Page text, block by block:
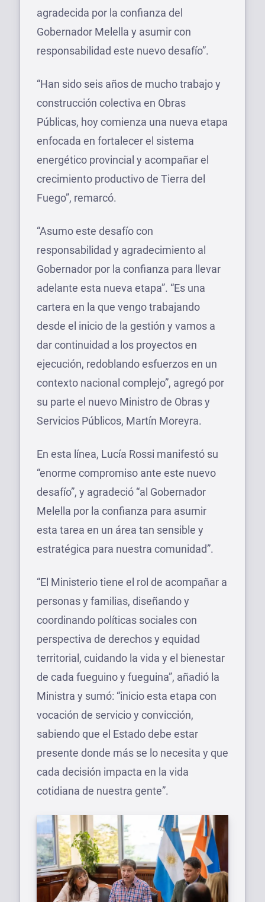
agradecida por la confianza del
Gobernador Melella y asumir con
responsabilidad este nuevo desafío”.
“Han sido seis años de mucho trabajo y
construcción colectiva en Obras
Públicas, hoy comienza una nueva etapa
enfocada en fortalecer el sistema
energético provincial y acompañar el
crecimiento productivo de Tierra del
Fuego”, remarcó.
“Asumo este desafío con
responsabilidad y agradecimiento al
Gobernador por la confianza para llevar
adelante esta nueva etapa”. “Es una
cartera en la que vengo trabajando
desde el inicio de la gestión y vamos a
dar continuidad a los proyectos en
ejecución, redoblando esfuerzos en un
contexto nacional complejo”, agregó por
su parte el nuevo Ministro de Obras y
Servicios Públicos, Martín Moreyra.
En esta línea, Lucía Rossi manifestó su
“enorme compromiso ante este nuevo
desafío”, y agradeció “al Gobernador
Melella por la confianza para asumir
esta tarea en un área tan sensible y
estratégica para nuestra comunidad”.
“El Ministerio tiene el rol de acompañar a
personas y familias, diseñando y
coordinando políticas sociales con
perspectiva de derechos y equidad
territorial, cuidando la vida y el bienestar
de cada fueguino y fueguina”, añadió la
Ministra y sumó: “inicio esta etapa con
vocación de servicio y convicción,
sabiendo que el Estado debe estar
presente donde más se lo necesita y que
cada decisión impacta en la vida
cotidiana de nuestra gente”.